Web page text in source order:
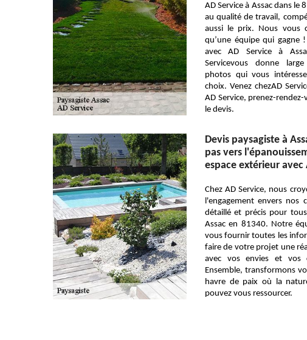
AD Service à Assac dans
au qualité de travail,
aussi le prix. Nous vous
qu’une équipe qui gagne
avec AD Service à
Servicevous donne
photos qui vous
choix. Venez chezAD
AD Service, prenez-
le devis.
Devis paysagiste à
pas vers
espace extérieur avec
Chez AD Service, nous
l'engagement envers nos
détaillé et précis pour
Assac en 81340. Notre
vous fournir toutes les
faire de votre projet une
avec vos envies et vos
Ensemble, transformons
havre de paix où la
pouvez vous ressourcer.